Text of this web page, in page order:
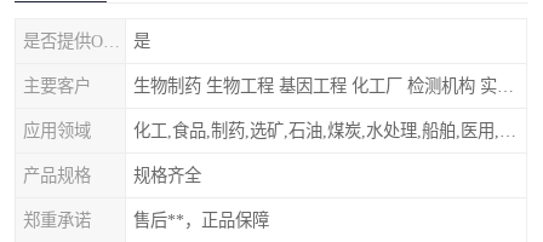
是
主要客户
应用领域
产品规格 规格齐全
郑重承诺 售后**，正品保障